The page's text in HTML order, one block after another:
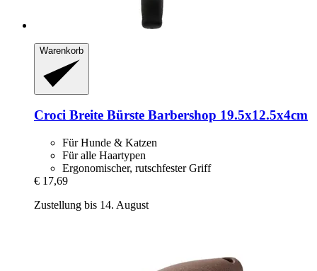
Warenkorb
Croci Breite Bürste Barbershop 19.5x12.5x4cm
Für Hunde & Katzen
Für alle Haartypen
Ergonomischer, rutschfester Griff
€ 17,69
Zustellung bis 14. August